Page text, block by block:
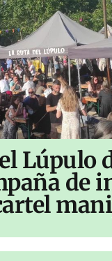
Lúpulo
de